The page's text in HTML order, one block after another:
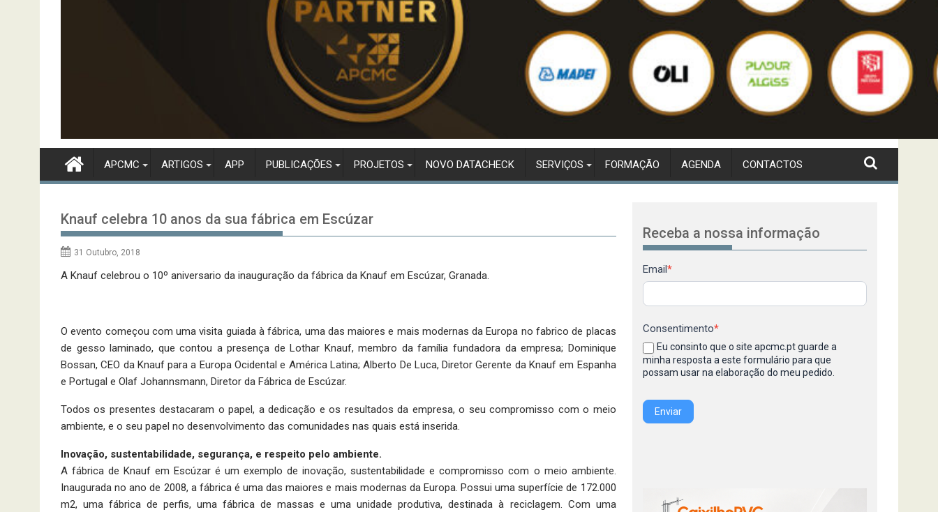
APCMC ARTIGOS APP PUBLICAÇÕES PROJETOS NOVO DATACHECK SERVIÇOS FORMAÇÃO AGENDA CONTACTOS
Knauf celebra 10 anos da sua fábrica em Escúzar
31 Outubro, 2018
A Knauf celebrou o 10º aniversario da inauguração da fábrica da Knauf em Escúzar, Granada.
O evento começou com uma visita guiada à fábrica, uma das maiores e mais modernas da Europa no fabrico de placas
de gesso laminado, que contou a presença de Lothar Knauf, membro da família fundadora da empresa; Dominique
Bossan, CEO da Knauf para a Europa Ocidental e América Latina; Alberto De Luca, Diretor Gerente da Knauf em Espanha
e Portugal e Olaf Johannsmann, Diretor da Fábrica de Escúzar.
Todos os presentes destacaram o papel, a dedicação e os resultados da empresa, o seu compromisso com o meio
ambiente, e o seu papel no desenvolvimento das comunidades nas quais está inserida.
Inovação, sustentabilidade, segurança, e respeito pelo ambiente.
A fábrica de Knauf em Escúzar é um exemplo de inovação, sustentabilidade e compromisso com o meio ambiente.
Inaugurada no ano de 2008, a fábrica é uma das maiores e mais modernas da Europa. Possui uma superfície de 172.000
m2, uma fábrica de perfis, uma fábrica de massas e uma unidade produtiva, destinada à reciclagem. Com uma
Receba a nossa informação
Newsletter
Email *
Consentimento*
Eu consinto que o site apcmc.pt guarde a
minha resposta a este formulário para que
possam usar na elaboração do meu pedido.
Enviar